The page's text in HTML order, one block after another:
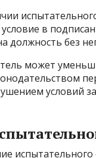
в
должность без
может
условий